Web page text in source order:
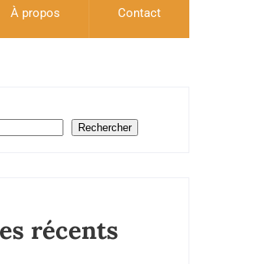
À propos Contact
Rechercher
récents